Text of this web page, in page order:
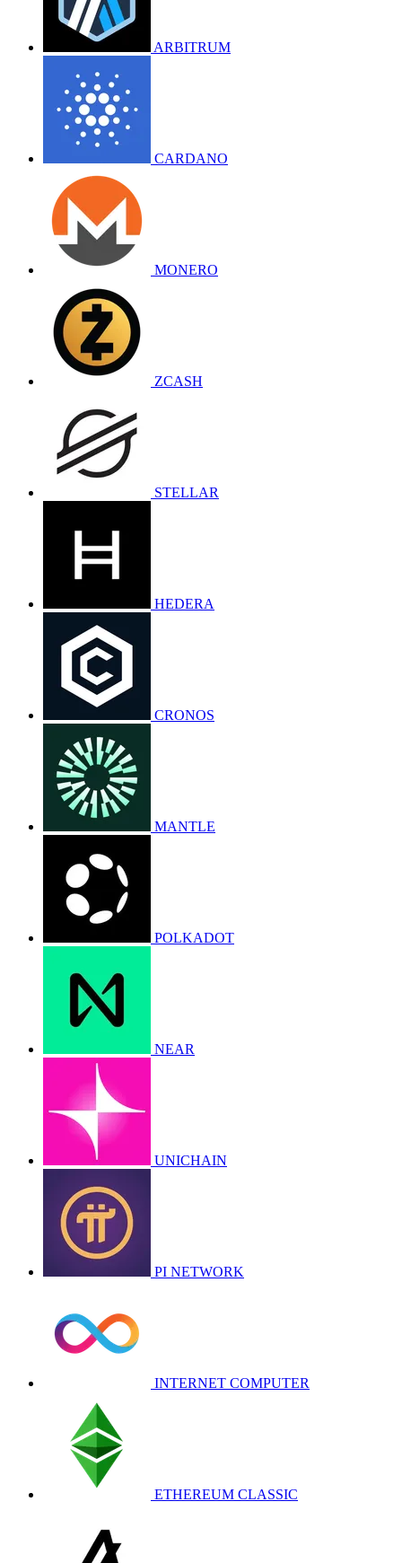
ARBITRUM
CARDANO
MONERO
ZCASH
STELLAR
HEDERA
CRONOS
MANTLE
POLKADOT
NEAR
UNICHAIN
PI NETWORK
INTERNET COMPUTER
ETHEREUM CLASSIC